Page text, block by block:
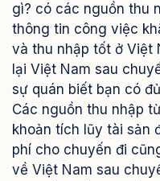
gì? có các nguồn thu
thông tin công việc
và thu nhập tốt ở Việt
lại Việt Nam sau
sự quán biết bạn có
Các nguồn thu nhập
khoản tích lũy tài sản
phí cho chuyến đi
về Việt Nam sau